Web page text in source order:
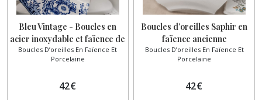
Bleu Vintage - Boucles en
acier inoxydable et faïence de
Sarreguemines ancienne
recyclée
Boucles D’oreilles En Faïence Et
Porcelaine
42€
Boucles d’oreilles Saphir en
faïence ancienne
Boucles D’oreilles En Faïence Et
Porcelaine
42€